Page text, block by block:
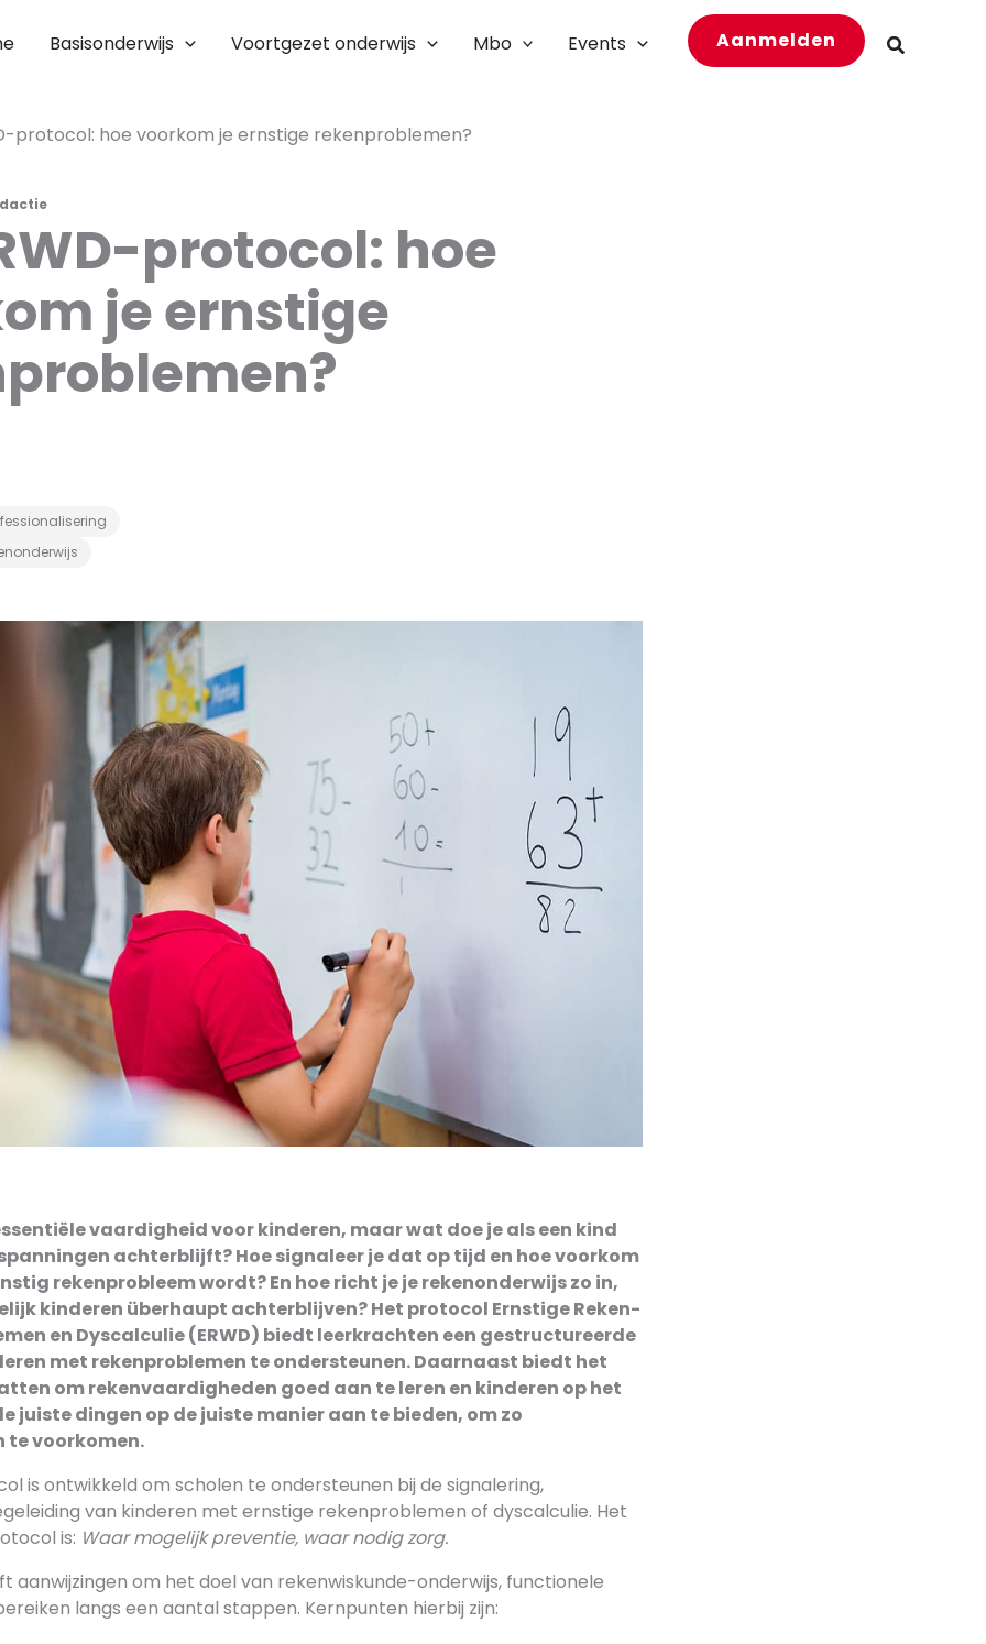
Basisonderwijs Voortgezet onderwijs Mbo Events Aanmelden Zoeken
protocol: hoe voorkom je ernstige rekenproblemen?
protocol: hoe
je ernstige
vaardigheid voor kinderen, maar wat doe je als een kind
achterblijft? Hoe signaleer je dat op tijd en hoe voorkom
rekenprobleem wordt? En hoe richt je je rekenonderwijs zo in,
kinderen überhaupt achterblijven? Het protocol Ernstige Reken-
en Dyscalculie (ERWD) biedt leerkrachten een gestructureerde
met rekenproblemen te ondersteunen. Daarnaast biedt het
om rekenvaardigheden goed aan te leren en kinderen op het
juiste dingen op de juiste manier aan te bieden, om zo
te voorkomen.
is ontwikkeld om scholen te ondersteunen bij de signalering,
van kinderen met ernstige rekenproblemen of dyscalculie. Het
is: Waar mogelijk preventie, waar nodig zorg.
aanwijzingen om het doel van rekenwiskunde-onderwijs, functionele
langs een aantal stappen. Kernpunten hierbij zijn: